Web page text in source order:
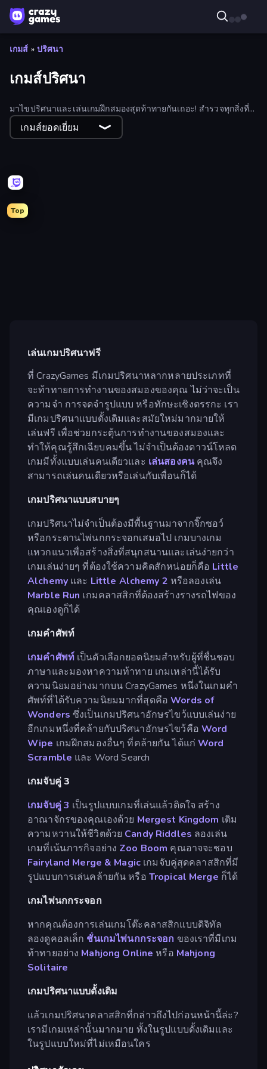
เกมส์ » ปริศนา
เกมส์ปริศนา
มาไขปริศนาและเล่นเกมฝึกสมองสุดท้าทายกันเถอะ! สำรวจทุกสิ่งที่
ทดสอบความสามารถทางจิตของคุณ ตั้งแต่จิ๊กซอว์ไปจนถึงไพ่ คำศัพท์
ตรรกะ และคณิตศาสตร์ เลือกดูเกมปริศนาฟรีมากมายและค้นหา
เกมส์ยอดเยี่ยม
Top
เล่นเกมปริศนาฟรี
ที่ CrazyGames มีเกมปริศนาหลากหลายประเภทที่
จะท้าทายการทำงานของสมองของคุณ ไม่ว่าจะเป็น
ความจำ การจดจำรูปแบบ หรือทักษะเชิงตรรกะ เรา
มีเกมปริศนาแบบดั้งเดิมและสมัยใหม่มากมายให้
เล่นฟรี เพื่อช่วยกระตุ้นการทำงานของสมองและ
ทำให้คุณรู้สึกเฉียบคมขึ้น ไม่จำเป็นต้องดาวน์โหลด
เกมมีทั้งแบบเล่นคนเดียวและ เล่นสองคนคุณจึง
สามารถเล่นคนเดียวหรือเล่นกับเพื่อนก็ได้
เกมปริศนาแบบสบายๆ
เกมปริศนาไม่จำเป็นต้องมีพื้นฐานมาจากจิ๊กซอว์
หรือกระดานไพ่นกกระจอกเสมอไป เกมบางเกม
แหวกแนวเพื่อสร้างสิ่งที่สนุกสนานและเล่นง่ายกว่า
เกมเล่นง่ายๆ ที่ต้องใช้ความคิดสักหน่อยก็คือ Little
Alchemyและ Little Alchemy 2 หรือลองเล่น
Marble Run เกมคลาสสิกที่ต้องสร้างรางรถไฟของ
คุณเองดูก็ได้
เกมคำศัพท์
เกมคำศัพท์เป็นตัวเลือกยอดนิยมสำหรับผู้ที่ชื่นชอบ
ภาษาและมองหาความท้าทาย เกมเหล่านี้ได้รับ
ความนิยมอย่างมากบน CrazyGames หนึ่งในเกมคำ
ศัพท์ที่ได้รับความนิยมมากที่สุดคือWords of
Wonders ซึ่งเป็นเกมปริศนาอักษรไขว้แบบเล่นง่าย
อีกเกมหนึ่งที่คล้ายกับปริศนาอักษรไขว้คือ Word
Wipe เกมฝึกสมองอื่นๆ ที่คล้ายกัน ได้แก่Word
Scramble และ Word Search
เกมจับคู่ 3
เกมจับคู่ 3 เป็นรูปแบบเกมที่เล่นแล้วติดใจ สร้าง
อาณาจักรของคุณเองด้วย Mergest Kingdom เติม
ความหวานให้ชีวิตด้วย Candy Riddles ลองเล่น
เกมที่เน้นภารกิจอย่าง Zoo Boom คุณอาจจะชอบ
Fairyland Merge & Magic เกมจับคู่สุดคลาสสิกที่มี
รูปแบบการเล่นคล้ายกัน หรือ Tropical Merge ก็ได้
เกมไพ่นกกระจอก
หากคุณต้องการเล่นเกมโต๊ะคลาสสิกแบบดิจิทัล
ลองดูคอลเล็ก ชั่นเกมไพ่นกกระจอก ของเราที่มีเกม
ท้าทายอย่าง Mahjong Online หรือ Mahjong
Solitaire
เกมปริศนาแบบดั้งเดิม
แล้วเกมปริศนาคลาสสิกที่กล่าวถึงไปก่อนหน้านี้ล่ะ?
เรามีเกมเหล่านั้นมากมาย ทั้งในรูปแบบดั้งเดิมและ
ในรูปแบบใหม่ที่ไม่เหมือนใคร